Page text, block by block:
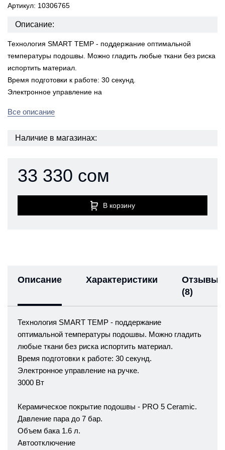
Артикул: 10306765
Описание:
Технология SMART TEMP - поддержание оптимальной
температуры подошвы. Можно гладить любые ткани без риска
испортить материал.
Время подготовки к работе: 30 секунд.
Электронное управление на
Все описание
Наличие в магазинах:
33 330 сом
В корзину
Описание Характеристики
Отзывы
(8)
Технология SMART TEMP - поддержание
оптимальной температуры подошвы. Можно гладить
любые ткани без риска испортить материал.
Время подготовки к работе: 30 секунд.
Электронное управление на ручке.
3000 Вт
Керамическое покрытие подошвы - PRO 5 Ceramic.
Давление пара до 7 бар.
Объем бака 1.6 л.
Автоотключение